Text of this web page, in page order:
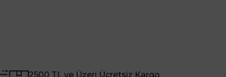
2500 TL ve Üzeri Ücretsiz Kargo